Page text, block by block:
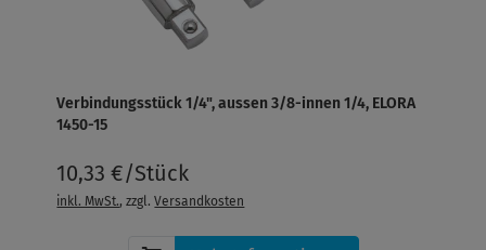
Verbindungsstück 1/4", aussen 3/8-innen 1/4, ELORA
1450-15
10,33 €/Stück
inkl. MwSt., zzgl.Versandkosten